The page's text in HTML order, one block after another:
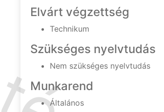
Elvárt végzettség
Technikum
Szükséges nyelvtudás
Nem szükséges nyelvtudás
Munkarend
Általános